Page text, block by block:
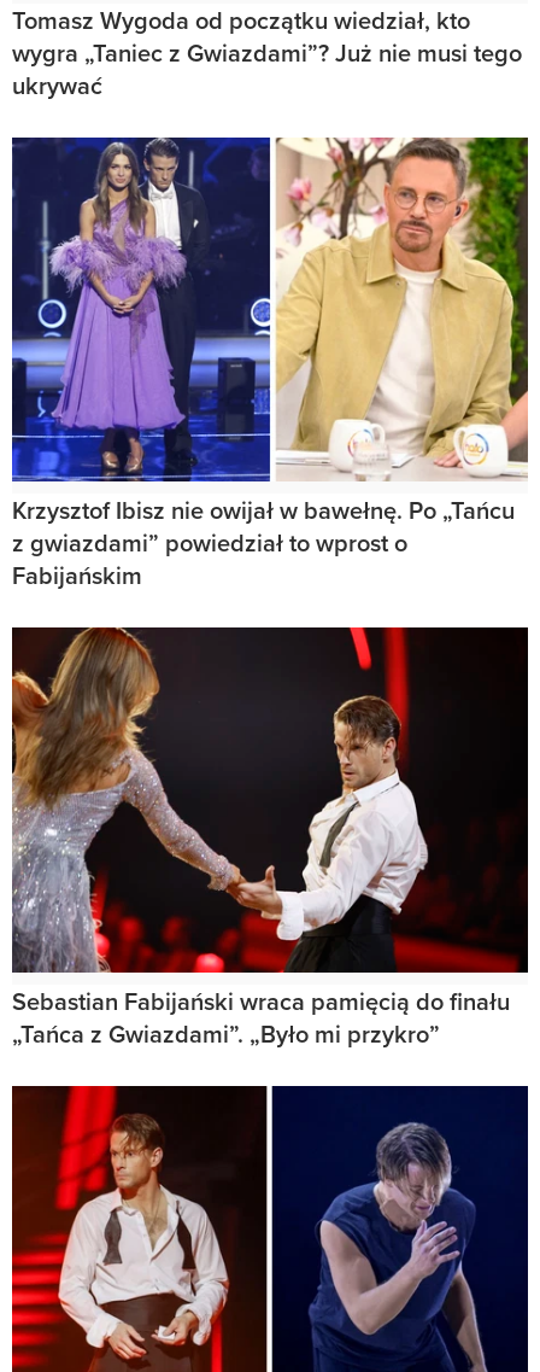
Tomasz Wygoda od początku wiedział, kto
wygra „Taniec z Gwiazdami”? Już nie musi tego
ukrywać
Krzysztof Ibisz nie owijał w bawełnę. Po „Tańcu
z gwiazdami” powiedział to wprost o
Fabijańskim
Sebastian Fabijański wraca pamięcią do finału
„Tańca z Gwiazdami”. „Było mi przykro”